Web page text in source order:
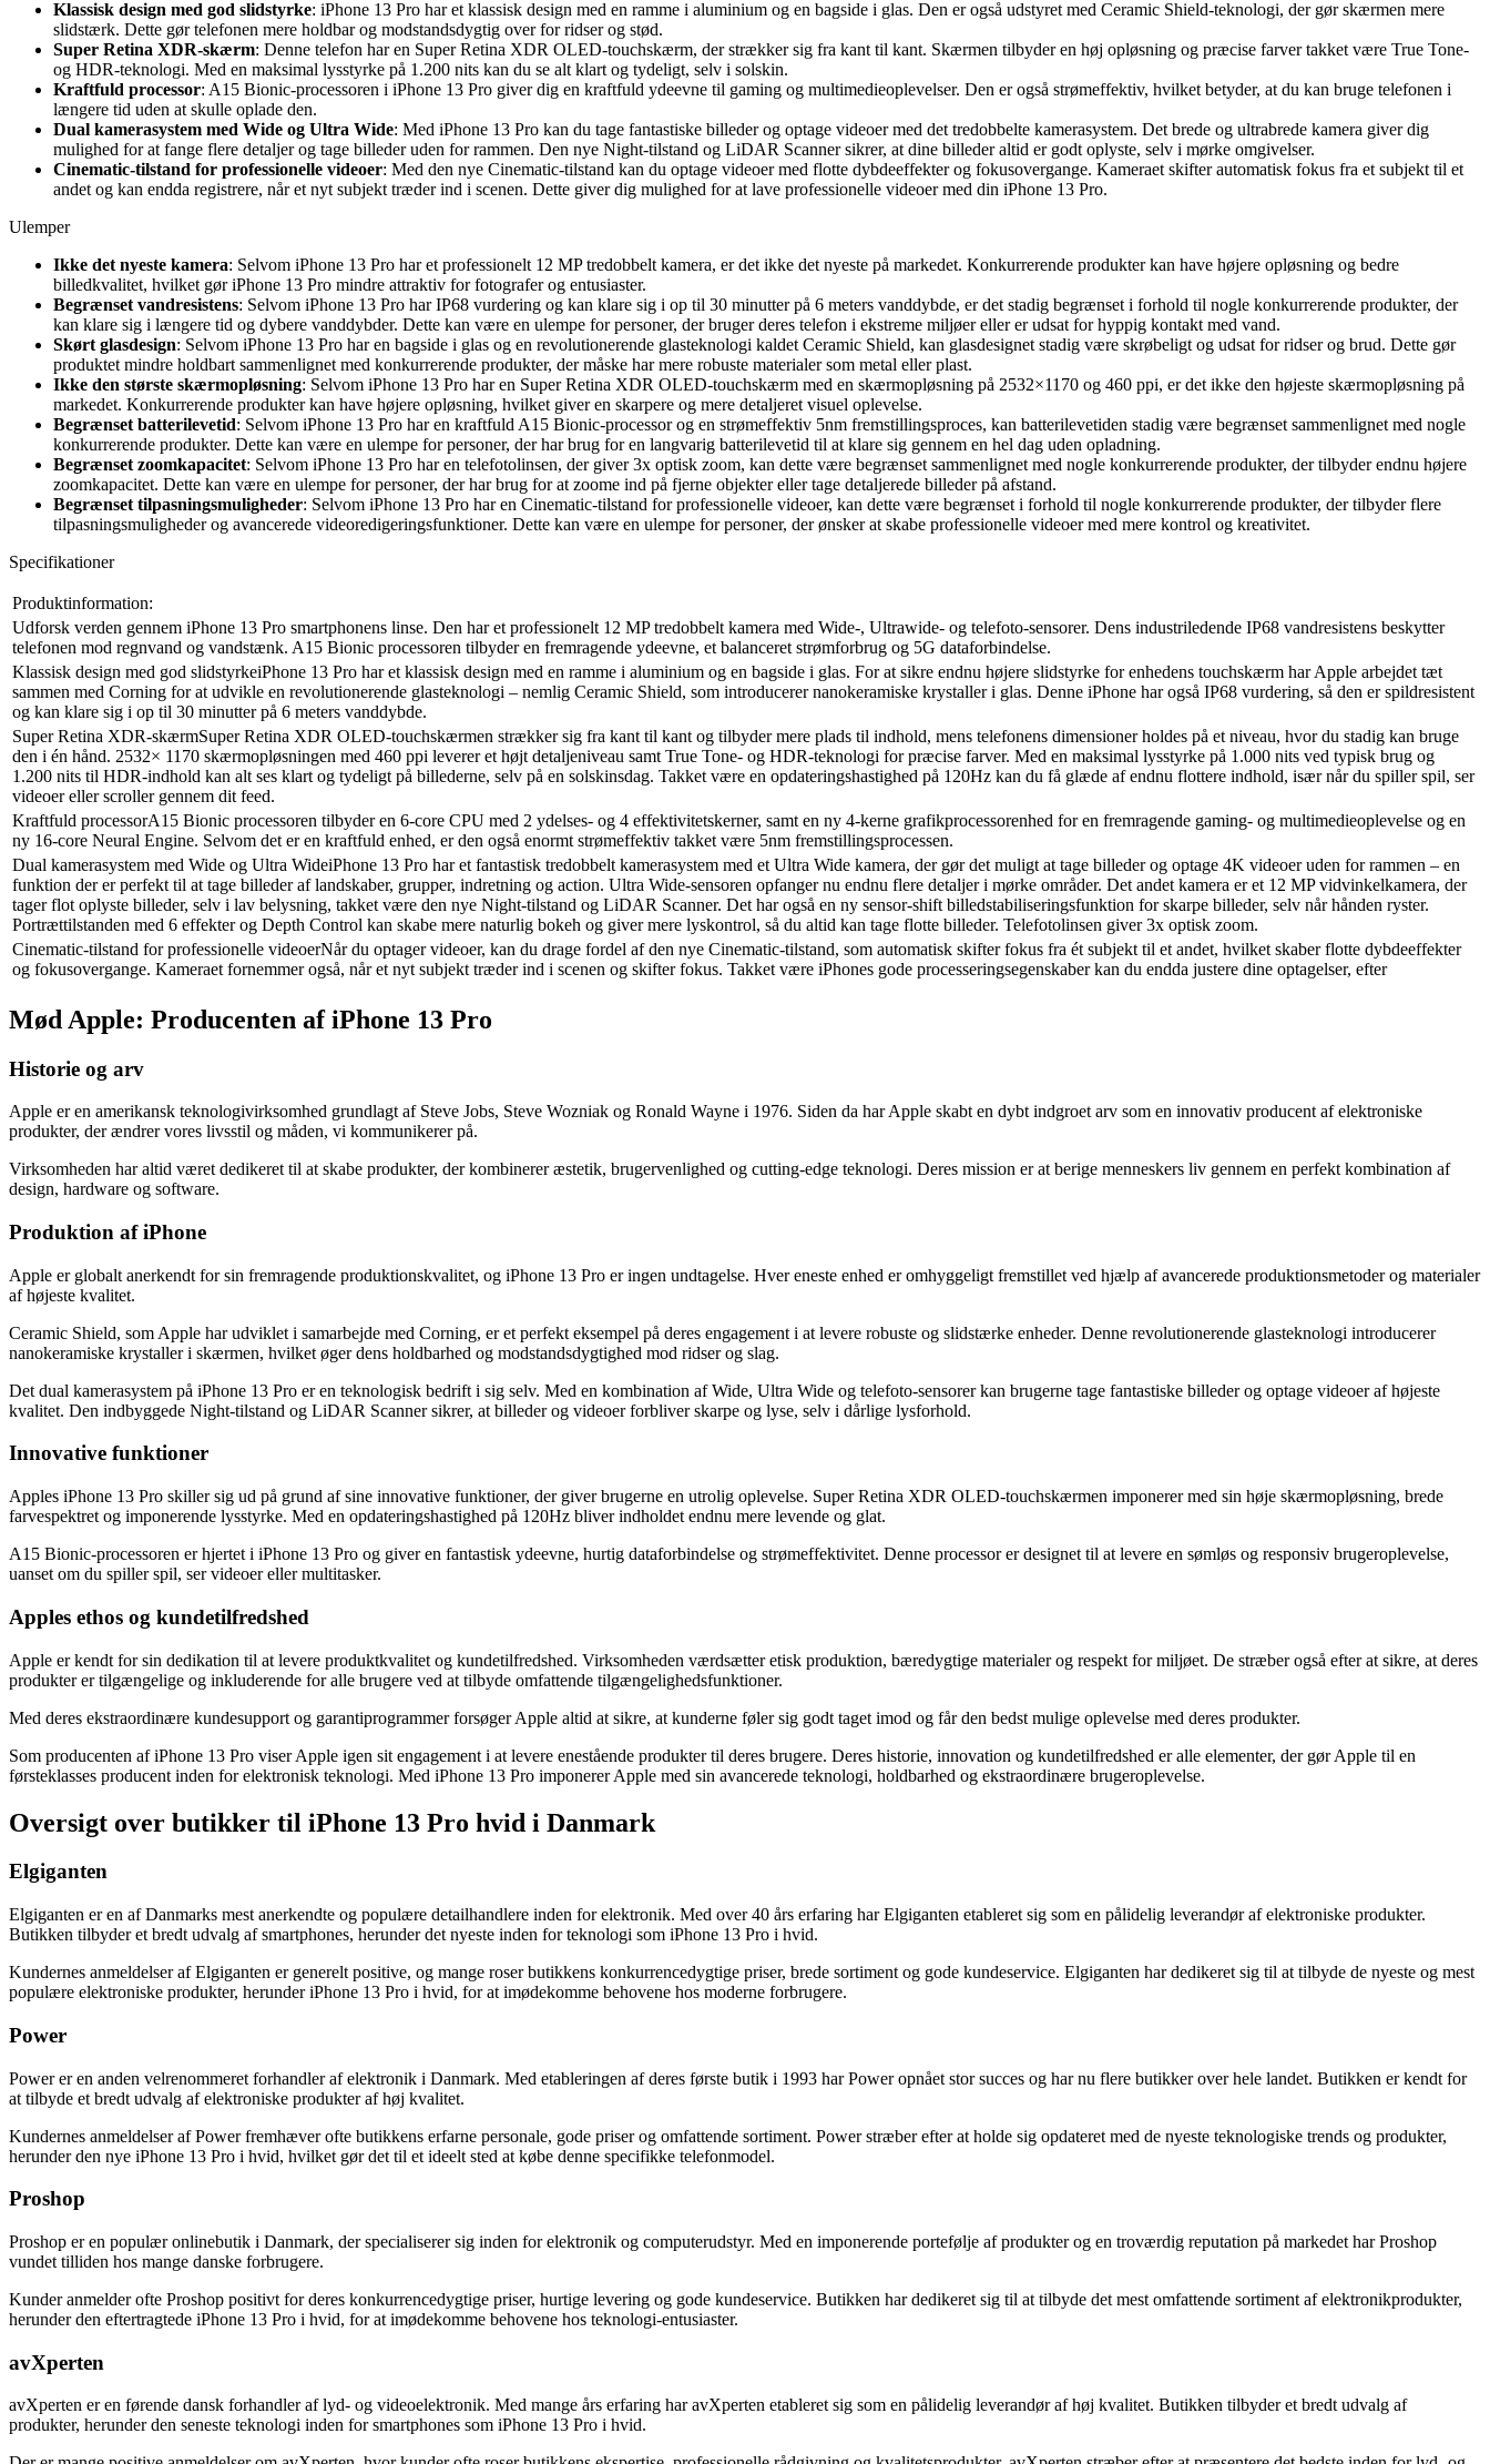
Klassisk design med god slidstyrke: iPhone 13 Pro har et klassisk design med en ramme i aluminium og en bagside i glas. Den er også udstyret med Ceramic Shield-teknologi, der gør skærmen mere
slidstærk. Dette gør telefonen mere holdbar og modstandsdygtig over for ridser og stød.
Super Retina XDR-skærm: Denne telefon har en Super Retina XDR OLED-touchskærm, der strækker sig fra kant til kant. Skærmen tilbyder en høj opløsning og præcise farver takket være True Tone-
og HDR-teknologi. Med en maksimal lysstyrke på 1.200 nits kan du se alt klart og tydeligt, selv i solskin.
Kraftfuld processor: A15 Bionic-processoren i iPhone 13 Pro giver dig en kraftfuld ydeevne til gaming og multimedieoplevelser. Den er også strømeffektiv, hvilket betyder, at du kan bruge telefonen i
længere tid uden at skulle oplade den.
Dual kamerasystem med Wide og Ultra Wide: Med iPhone 13 Pro kan du tage fantastiske billeder og optage videoer med det tredobbelte kamerasystem. Det brede og ultrabrede kamera giver dig
mulighed for at fange flere detaljer og tage billeder uden for rammen. Den nye Night-tilstand og LiDAR Scanner sikrer, at dine billeder altid er godt oplyste, selv i mørke omgivelser.
Cinematic-tilstand for professionelle videoer: Med den nye Cinematic-tilstand kan du optage videoer med flotte dybdeeffekter og fokusovergange. Kameraet skifter automatisk fokus fra et subjekt til et
andet og kan endda registrere, når et nyt subjekt træder ind i scenen. Dette giver dig mulighed for at lave professionelle videoer med din iPhone 13 Pro.
Ulemper
Ikke det nyeste kamera: Selvom iPhone 13 Pro har et professionelt 12 MP tredobbelt kamera, er det ikke det nyeste på markedet. Konkurrerende produkter kan have højere opløsning og bedre
billedkvalitet, hvilket gør iPhone 13 Pro mindre attraktiv for fotografer og entusiaster.
Begrænset vandresistens: Selvom iPhone 13 Pro har IP68 vurdering og kan klare sig i op til 30 minutter på 6 meters vanddybde, er det stadig begrænset i forhold til nogle konkurrerende produkter, der
kan klare sig i længere tid og dybere vanddybder. Dette kan være en ulempe for personer, der bruger deres telefon i ekstreme miljøer eller er udsat for hyppig kontakt med vand.
Skørt glasdesign: Selvom iPhone 13 Pro har en bagside i glas og en revolutionerende glasteknologi kaldet Ceramic Shield, kan glasdesignet stadig være skrøbeligt og udsat for ridser og brud. Dette gør
produktet mindre holdbart sammenlignet med konkurrerende produkter, der måske har mere robuste materialer som metal eller plast.
Ikke den største skærmopløsning: Selvom iPhone 13 Pro har en Super Retina XDR OLED-touchskærm med en skærmopløsning på 2532×1170 og 460 ppi, er det ikke den højeste skærmopløsning på
markedet. Konkurrerende produkter kan have højere opløsning, hvilket giver en skarpere og mere detaljeret visuel oplevelse.
Begrænset batterilevetid: Selvom iPhone 13 Pro har en kraftfuld A15 Bionic-processor og en strømeffektiv 5nm fremstillingsproces, kan batterilevetiden stadig være begrænset sammenlignet med nogle
konkurrerende produkter. Dette kan være en ulempe for personer, der har brug for en langvarig batterilevetid til at klare sig gennem en hel dag uden opladning.
Begrænset zoomkapacitet: Selvom iPhone 13 Pro har en telefotolinsen, der giver 3x optisk zoom, kan dette være begrænset sammenlignet med nogle konkurrerende produkter, der tilbyder endnu højere
zoomkapacitet. Dette kan være en ulempe for personer, der har brug for at zoome ind på fjerne objekter eller tage detaljerede billeder på afstand.
Begrænset tilpasningsmuligheder: Selvom iPhone 13 Pro har en Cinematic-tilstand for professionelle videoer, kan dette være begrænset i forhold til nogle konkurrerende produkter, der tilbyder flere
tilpasningsmuligheder og avancerede videoredigeringsfunktioner. Dette kan være en ulempe for personer, der ønsker at skabe professionelle videoer med mere kontrol og kreativitet.
Specifikationer
Produktinformation:
Udforsk verden gennem iPhone 13 Pro smartphonens linse. Den har et professionelt 12 MP tredobbelt kamera med Wide-, Ultrawide- og telefoto-sensorer. Dens industriledende IP68 vandresistens beskytter
telefonen mod regnvand og vandstænk. A15 Bionic processoren tilbyder en fremragende ydeevne, et balanceret strømforbrug og 5G dataforbindelse.
Klassisk design med god slidstyrkeiPhone 13 Pro har et klassisk design med en ramme i aluminium og en bagside i glas. For at sikre endnu højere slidstyrke for enhedens touchskærm har Apple arbejdet tæt
sammen med Corning for at udvikle en revolutionerende glasteknologi – nemlig Ceramic Shield, som introducerer nanokeramiske krystaller i glas. Denne iPhone har også IP68 vurdering, så den er spildresistent
og kan klare sig i op til 30 minutter på 6 meters vanddybde.
Super Retina XDR-skærmSuper Retina XDR OLED-touchskærmen strækker sig fra kant til kant og tilbyder mere plads til indhold, mens telefonens dimensioner holdes på et niveau, hvor du stadig kan bruge
den i én hånd. 2532× 1170 skærmopløsningen med 460 ppi leverer et højt detaljeniveau samt True Tone- og HDR-teknologi for præcise farver. Med en maksimal lysstyrke på 1.000 nits ved typisk brug og
1.200 nits til HDR-indhold kan alt ses klart og tydeligt på billederne, selv på en solskinsdag. Takket være en opdateringshastighed på 120Hz kan du få glæde af endnu flottere indhold, især når du spiller spil, ser
videoer eller scroller gennem dit feed.
Kraftfuld processorA15 Bionic processoren tilbyder en 6-core CPU med 2 ydelses- og 4 effektivitetskerner, samt en ny 4-kerne grafikprocessorenhed for en fremragende gaming- og multimedieoplevelse og en
ny 16-core Neural Engine. Selvom det er en kraftfuld enhed, er den også enormt strømeffektiv takket være 5nm fremstillingsprocessen.
Dual kamerasystem med Wide og Ultra WideiPhone 13 Pro har et fantastisk tredobbelt kamerasystem med et Ultra Wide kamera, der gør det muligt at tage billeder og optage 4K videoer uden for rammen – en
funktion der er perfekt til at tage billeder af landskaber, grupper, indretning og action. Ultra Wide-sensoren opfanger nu endnu flere detaljer i mørke områder. Det andet kamera er et 12 MP vidvinkelkamera, der
tager flot oplyste billeder, selv i lav belysning, takket være den nye Night-tilstand og LiDAR Scanner. Det har også en ny sensor-shift billedstabiliseringsfunktion for skarpe billeder, selv når hånden ryster.
Portrættilstanden med 6 effekter og Depth Control kan skabe mere naturlig bokeh og giver mere lyskontrol, så du altid kan tage flotte billeder. Telefotolinsen giver 3x optisk zoom.
Cinematic-tilstand for professionelle videoerNår du optager videoer, kan du drage fordel af den nye Cinematic-tilstand, som automatisk skifter fokus fra ét subjekt til et andet, hvilket skaber flotte dybdeeffekter
og fokusovergange. Kameraet fornemmer også, når et nyt subjekt træder ind i scenen og skifter fokus. Takket være iPhones gode processeringsegenskaber kan du endda justere dine optagelser, efter
Mød Apple: Producenten af iPhone 13 Pro
Historie og arv
Apple er en amerikansk teknologivirksomhed grundlagt af Steve Jobs, Steve Wozniak og Ronald Wayne i 1976. Siden da har Apple skabt en dybt indgroet arv som en innovativ producent af elektroniske
produkter, der ændrer vores livsstil og måden, vi kommunikerer på.
Virksomheden har altid været dedikeret til at skabe produkter, der kombinerer æstetik, brugervenlighed og cutting-edge teknologi. Deres mission er at berige menneskers liv gennem en perfekt kombination af
design, hardware og software.
Produktion af iPhone
Apple er globalt anerkendt for sin fremragende produktionskvalitet, og iPhone 13 Pro er ingen undtagelse. Hver eneste enhed er omhyggeligt fremstillet ved hjælp af avancerede produktionsmetoder og materialer
af højeste kvalitet.
Ceramic Shield, som Apple har udviklet i samarbejde med Corning, er et perfekt eksempel på deres engagement i at levere robuste og slidstærke enheder. Denne revolutionerende glasteknologi introducerer
nanokeramiske krystaller i skærmen, hvilket øger dens holdbarhed og modstandsdygtighed mod ridser og slag.
Det dual kamerasystem på iPhone 13 Pro er en teknologisk bedrift i sig selv. Med en kombination af Wide, Ultra Wide og telefoto-sensorer kan brugerne tage fantastiske billeder og optage videoer af højeste
kvalitet. Den indbyggede Night-tilstand og LiDAR Scanner sikrer, at billeder og videoer forbliver skarpe og lyse, selv i dårlige lysforhold.
Innovative funktioner
Apples iPhone 13 Pro skiller sig ud på grund af sine innovative funktioner, der giver brugerne en utrolig oplevelse. Super Retina XDR OLED-touchskærmen imponerer med sin høje skærmopløsning, brede
farvespektret og imponerende lysstyrke. Med en opdateringshastighed på 120Hz bliver indholdet endnu mere levende og glat.
A15 Bionic-processoren er hjertet i iPhone 13 Pro og giver en fantastisk ydeevne, hurtig dataforbindelse og strømeffektivitet. Denne processor er designet til at levere en sømløs og responsiv brugeroplevelse,
uanset om du spiller spil, ser videoer eller multitasker.
Apples ethos og kundetilfredshed
Apple er kendt for sin dedikation til at levere produktkvalitet og kundetilfredshed. Virksomheden værdsætter etisk produktion, bæredygtige materialer og respekt for miljøet. De stræber også efter at sikre, at deres
produkter er tilgængelige og inkluderende for alle brugere ved at tilbyde omfattende tilgængelighedsfunktioner.
Med deres ekstraordinære kundesupport og garantiprogrammer forsøger Apple altid at sikre, at kunderne føler sig godt taget imod og får den bedst mulige oplevelse med deres produkter.
Som producenten af iPhone 13 Pro viser Apple igen sit engagement i at levere enestående produkter til deres brugere. Deres historie, innovation og kundetilfredshed er alle elementer, der gør Apple til en
førsteklasses producent inden for elektronisk teknologi. Med iPhone 13 Pro imponerer Apple med sin avancerede teknologi, holdbarhed og ekstraordinære brugeroplevelse.
Oversigt over butikker til iPhone 13 Pro hvid i Danmark
Elgiganten
Elgiganten er en af Danmarks mest anerkendte og populære detailhandlere inden for elektronik. Med over 40 års erfaring har Elgiganten etableret sig som en pålidelig leverandør af elektroniske produkter.
Butikken tilbyder et bredt udvalg af smartphones, herunder det nyeste inden for teknologi som iPhone 13 Pro i hvid.
Kundernes anmeldelser af Elgiganten er generelt positive, og mange roser butikkens konkurrencedygtige priser, brede sortiment og gode kundeservice. Elgiganten har dedikeret sig til at tilbyde de nyeste og mest
populære elektroniske produkter, herunder iPhone 13 Pro i hvid, for at imødekomme behovene hos moderne forbrugere.
Power
Power er en anden velrenommeret forhandler af elektronik i Danmark. Med etableringen af deres første butik i 1993 har Power opnået stor succes og har nu flere butikker over hele landet. Butikken er kendt for
at tilbyde et bredt udvalg af elektroniske produkter af høj kvalitet.
Kundernes anmeldelser af Power fremhæver ofte butikkens erfarne personale, gode priser og omfattende sortiment. Power stræber efter at holde sig opdateret med de nyeste teknologiske trends og produkter,
herunder den nye iPhone 13 Pro i hvid, hvilket gør det til et ideelt sted at købe denne specifikke telefonmodel.
Proshop
Proshop er en populær onlinebutik i Danmark, der specialiserer sig inden for elektronik og computerudstyr. Med en imponerende portefølje af produkter og en troværdig reputation på markedet har Proshop
vundet tilliden hos mange danske forbrugere.
Kunder anmelder ofte Proshop positivt for deres konkurrencedygtige priser, hurtige levering og gode kundeservice. Butikken har dedikeret sig til at tilbyde det mest omfattende sortiment af elektronikprodukter,
herunder den eftertragtede iPhone 13 Pro i hvid, for at imødekomme behovene hos teknologi-entusiaster.
avXperten
avXperten er en førende dansk forhandler af lyd- og videoelektronik. Med mange års erfaring har avXperten etableret sig som en pålidelig leverandør af høj kvalitet. Butikken tilbyder et bredt udvalg af
produkter, herunder den seneste teknologi inden for smartphones som iPhone 13 Pro i hvid.